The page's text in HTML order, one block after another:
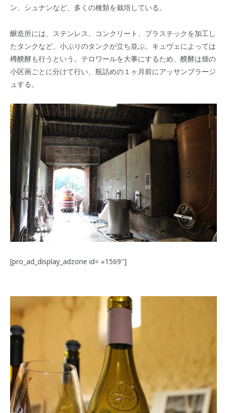
ン、シュナンなど、多くの種類を栽培している。
醸造所には、ステンレス、コンクリート、プラスチックを加工し
たタンクなど、小ぶりのタンクが立ち並ぶ。キュヴェによっては
樽醗酵も行うという。テロワールを大事にするため、醗酵は畑の
小区画ごとに分けて行い、瓶詰めの１ヶ月前にアッサンブラージ
ュする。
[pro_ad_display_adzone id= »1569″]